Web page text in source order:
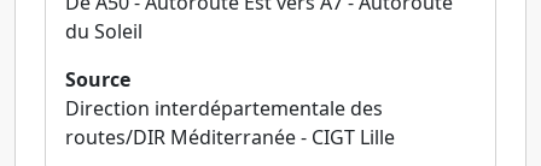
du Soleil
Source
Direction interdépartementale des
routes/DIR Méditerranée - CIGT Lille